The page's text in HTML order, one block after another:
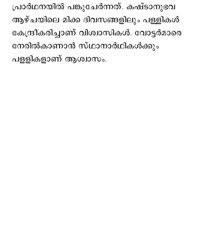
പ്രാര്‍ഥനയില്‍ പങ്കുചേര്‍ന്നത്. കഷ്ടാനുഭവ
ആഴ്ചയിലെ മിക്ക ദിവസങ്ങളിലും പള്ളികൾ
കേന്ദ്രീകരിച്ചാണ് വിശ്വാസികൾ. വോട്ടര്‍മാരെ
നേരില്‍കാണാന്‍ സ്ഥാനാര്‍ഥികള്‍ക്കും
പളളികളാണ് ആശ്വാസം.